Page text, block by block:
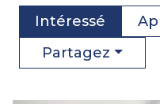
Intéressé
Partagez